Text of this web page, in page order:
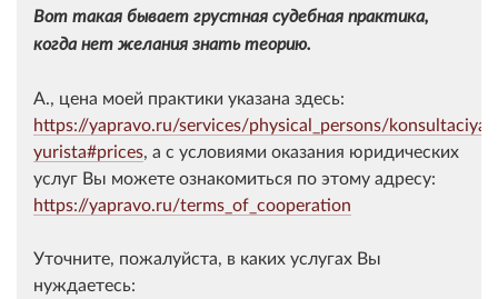
Вот такая бывает грустная судебная практика,
когда нет желания знать теорию.
А., цена моей практики указана здесь:
https://yapravo.ru/services/physical_persons/konsultaciya-
yurista#prices, а с условиями оказания юридических
услуг Вы можете ознакомиться по этому адресу:
https://yapravo.ru/terms_of_cooperation
Уточните, пожалуйста, в каких услугах Вы
нуждаетесь: